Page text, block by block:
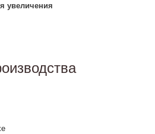
увеличения